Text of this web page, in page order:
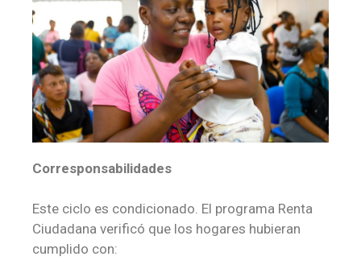
Corresponsabilidades
Este ciclo es condicionado. El programa Renta
Ciudadana verificó que los hogares hubieran
cumplido con: